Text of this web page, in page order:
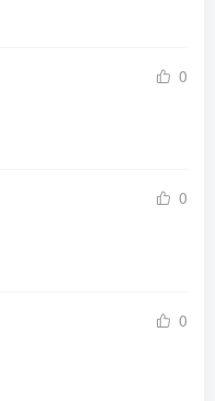
0
0
0